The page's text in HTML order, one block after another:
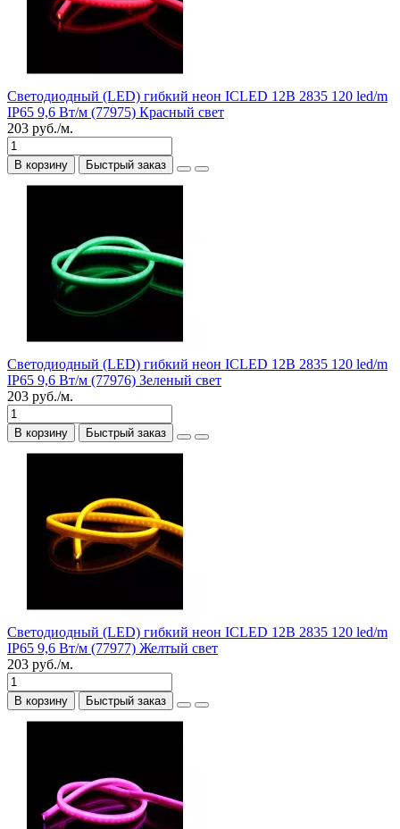
Светодиодный (LED) гибкий неон ICLED 12В 2835 120 led/m
IP65 9,6 Вт/м (77975) Красный свет
203 руб./м.
В корзину Быстрый заказ
Светодиодный (LED) гибкий неон ICLED 12В 2835 120 led/m
IP65 9,6 Вт/м (77976) Зеленый свет
203 руб./м.
В корзину Быстрый заказ
Светодиодный (LED) гибкий неон ICLED 12В 2835 120 led/m
IP65 9,6 Вт/м (77977) Желтый свет
203 руб./м.
В корзину Быстрый заказ